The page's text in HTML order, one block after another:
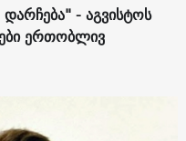
- აგვისტოს
ერთობლივ